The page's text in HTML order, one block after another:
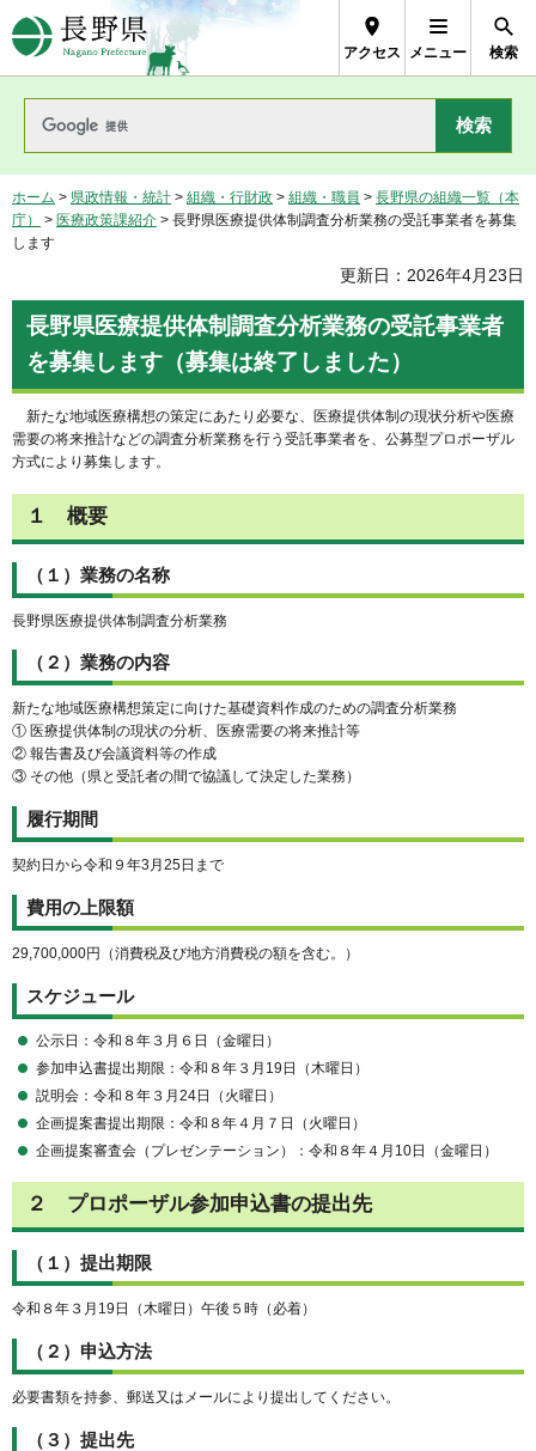
長野県Nagano Prefecture
アクセス メニュー 検索
ホーム > 県政情報・統計 > 組織・行財政 > 組織・職員 > 長野県の組織一覧（本
庁）
> 医療政策課紹介 > 長野県医療提供体制調査分析業務の受託事業者を募集
します
更新日：2026年4月23日
長野県医療提供体制調査分析業務の受託事業者
を募集します（募集は終了しました）
新たな地域医療構想の策定にあたり必要な、医療提供体制の現状分析や医療
需要の将来推計などの調査分析業務を行う受託事業者を、公募型プロポーザル
方式により募集します。
１ 概要
（１）業務の名称
長野県医療提供体制調査分析業務
（２）業務の内容
新たな地域医療構想策定に向けた基礎資料作成のための調査分析業務
① 医療提供体制の現状の分析、医療需要の将来推計等
② 報告書及び会議資料等の作成
③ その他（県と受託者の間で協議して決定した業務）
履行期間
契約日から令和９年3月25日まで
費用の上限額
29,700,000円（消費税及び地方消費税の額を含む。）
スケジュール
公示日：令和８年３月６日（金曜日）
参加申込書提出期限：令和８年３月19日（木曜日）
説明会：令和８年３月24日（火曜日）
企画提案書提出期限：令和８年４月７日（火曜日）
企画提案審査会（プレゼンテーション）：令和８年４月10日（金曜日）
２ プロポーザル参加申込書の提出先
（１）提出期限
令和８年３月19日（木曜日）午後５時（必着）
（２）申込方法
必要書類を持参、郵送又はメールにより提出してください。
（３）提出先